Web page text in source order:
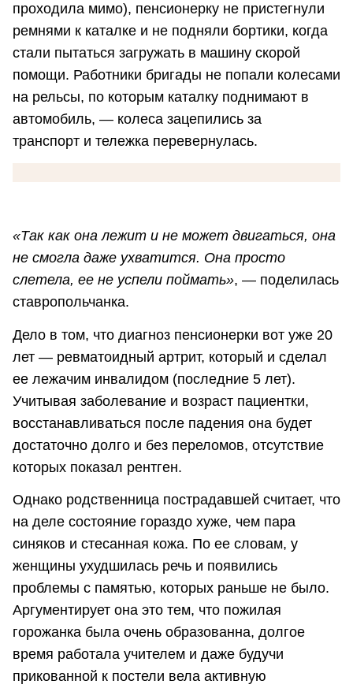
проходила мимо), пенсионерку не пристегнули
ремнями к каталке и не подняли бортики, когда
стали пытаться загружать в машину скорой
помощи. Работники бригады не попали колесами
на рельсы, по которым каталку поднимают в
автомобиль, — колеса зацепились за
транспорт и тележка перевернулась.
«Так как она лежит и не может двигаться, она
не смогла даже ухватится. Она просто
слетела, ее не успели поймать», — поделилась
ставропольчанка.
Дело в том, что диагноз пенсионерки вот уже 20
лет — ревматоидный артрит, который и сделал
ее лежачим инвалидом (последние 5 лет).
Учитывая заболевание и возраст пациентки,
восстанавливаться после падения она будет
достаточно долго и без переломов, отсутствие
которых показал рентген.
Однако родственница пострадавшей считает, что
на деле состояние гораздо хуже, чем пара
синяков и стесанная кожа. По ее словам, у
женщины ухудшилась речь и появились
проблемы с памятью, которых раньше не было.
Аргументирует она это тем, что пожилая
горожанка была очень образованна, долгое
время работала учителем и даже будучи
прикованной к постели вела активную